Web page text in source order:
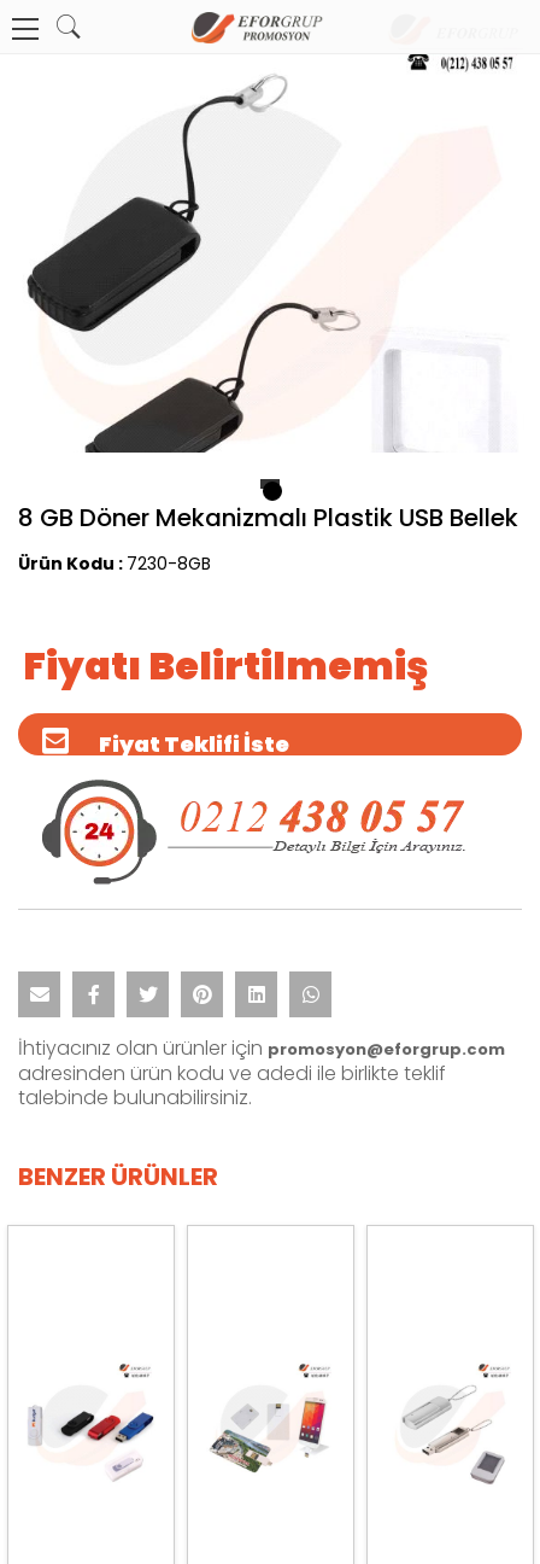
8 GB Döner Mekanizmalı Plastik USB Bellek
Ürün Kodu : 7230-8GB
Fiyatı Belirtilmemiş
Fiyat Teklifi İste
İhtiyacınız olan ürünler için promosyon@eforgrup.com
adresinden ürün kodu ve adedi ile birlikte teklif
talebinde bulunabilirsiniz.
BENZER ÜRÜNLER